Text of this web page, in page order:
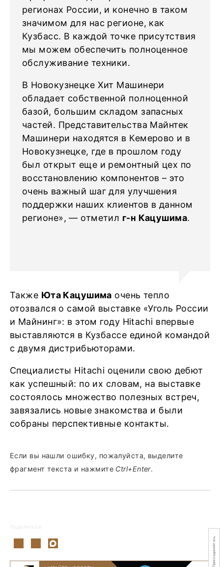
регионах России, и конечно в таком
значимом для нас регионе, как
Кузбасс. В каждой точке присутствия
мы можем обеспечить полноценное
обслуживание техники.
В Новокузнецке Хит Машинери
обладает собственной полноценной
базой, большим складом запасных
частей. Представительства Майнтек
Машинери находятся в Кемерово и в
Новокузнецке, где в прошлом году
был открыт еще и ремонтный цех по
восстановлению компонентов – это
очень важный шаг для улучшения
поддержки наших клиентов в данном
регионе», — отметил г-н Кацушима.
Также Юта Кацушима очень тепло
отозвался о самой выставке «Уголь России
и Майнинг»: в этом году Hitachi впервые
выставляются в Кузбассе единой командой
с двумя дистрибьюторами.
Специалисты Hitachi оценили свою дебют
как успешный: по их словам, на выставке
состоялось множество полезных встреч,
завязались новые знакомства и были
собраны перспективные контакты.
Если вы нашли ошибку, пожалуйста, выделите
фрагмент текста и нажмите Ctrl+Enter.
Поделиться:
Присоединяйтесь